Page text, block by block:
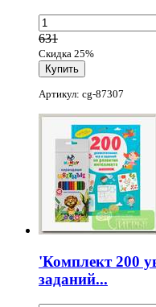
631
Скидка 25%
Артикул: cg-87307
'Комплект 200
заданий...